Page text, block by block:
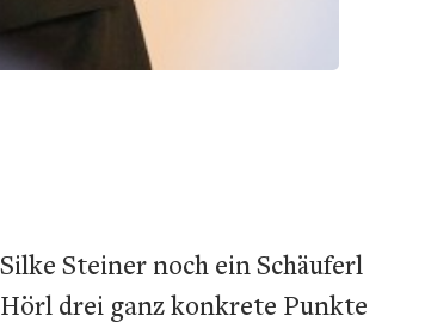
Steiner noch ein Schäuferl
drei ganz konkrete Punkte